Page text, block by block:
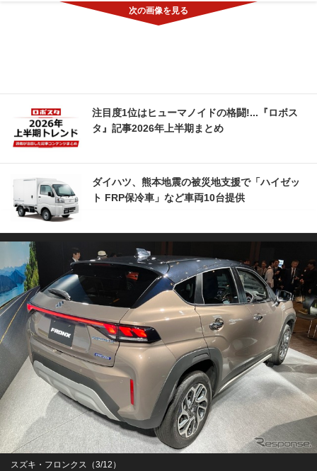
注目度1位はヒューマノイドの格闘!...『ロボス
タ』記事2026年上半期まとめ
ダイハツ、熊本地震の被災地支援で「ハイゼッ
ト FRP保冷車」など車両10台提供
スズキ・フロンクス（3/12）